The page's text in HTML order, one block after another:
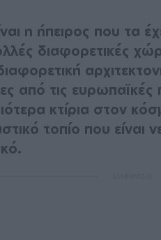
η ήπειρος που τα
διαφορετικές
από τις ευρωπαϊκές
κτίρια στον
τοπίο που είναι